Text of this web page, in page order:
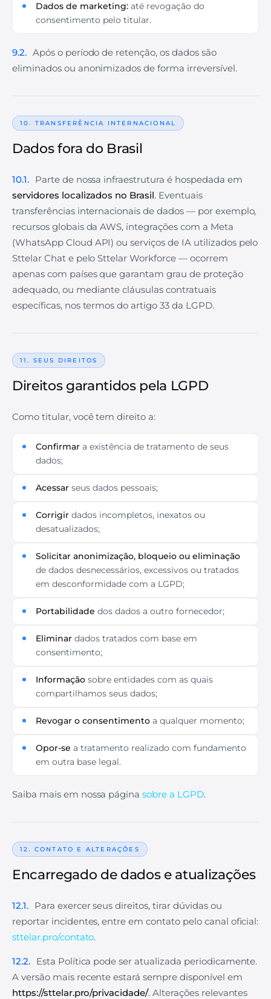
Dados de marketing: até revogação do
consentimento pelo titular.
9.2. Após o período de retenção, os dados são
eliminados ou anonimizados de forma irreversível.
10. TRANSFERÊNCIA INTERNACIONAL
Dados fora do Brasil
10.1.
Parte de nossa infraestrutura é hospedada em
servidores localizados no Brasil. Eventuais
transferências internacionais de dados — por exemplo,
recursos globais da AWS, integrações com a Meta
(WhatsApp Cloud API) ou serviços de IA utilizados pelo
Sttelar Chat e pelo Sttelar Workforce — ocorrem
apenas com países que garantam grau de proteção
adequado, ou mediante cláusulas contratuais
específicas, nos termos do artigo 33 da LGPD.
11. SEUS DIREITOS
Direitos garantidos pela LGPD
Como titular, você tem direito a:
Confirmar a existência de tratamento de seus
dados;
Acessar seus dados pessoais;
Corrigir dados incompletos, inexatos ou
desatualizados;
Solicitar anonimização, bloqueio ou eliminação
de dados desnecessários, excessivos ou tratados
em desconformidade com a LGPD;
Portabilidade dos dados a outro fornecedor;
Eliminar dados tratados com base em
consentimento;
Informação sobre entidades com as quais
compartilhamos seus dados;
Revogar o consentimento a qualquer momento;
Opor-se a tratamento realizado com fundamento
em outra base legal.
Saiba mais em nossa páginasobre a LGPD.
12. CONTATO E ALTERAÇÕES
Encarregado de dados e atualizações
12.1.
Para exercer seus direitos, tirar dúvidas ou
reportar incidentes, entre em contato pelo canal oficial:
sttelar.pro/contato.
12.2.
Esta Política pode ser atualizada periodicamente.
A versão mais recente estará sempre disponível em
https://sttelar.pro/privacidade/. Alterações relevantes